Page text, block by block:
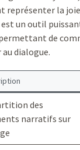
représenter la
un outil
de
dialogue.
des
narratifs sur